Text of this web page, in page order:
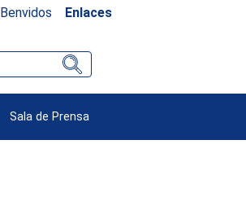
Benvidos Enlaces
Sala de Prensa